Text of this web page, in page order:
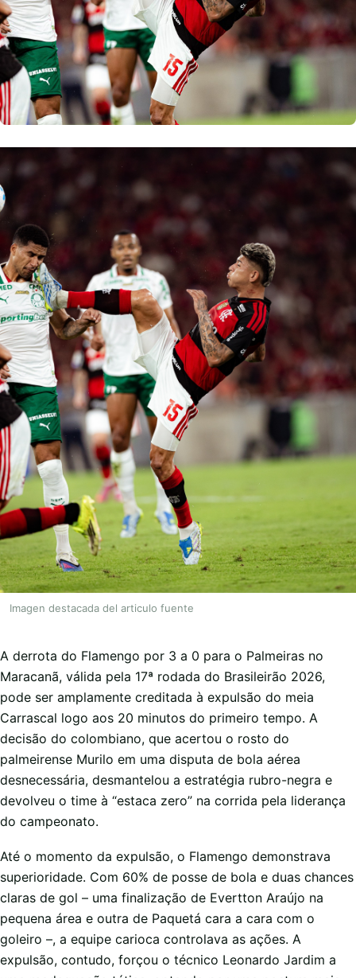
Imagen destacada del articulo fuente
A derrota do Flamengo por 3 a 0 para o Palmeiras no
Maracanã, válida pela 17ª rodada do Brasileirão 2026,
pode ser amplamente creditada à expulsão do meia
Carrascal logo aos 20 minutos do primeiro tempo. A
decisão do colombiano, que acertou o rosto do
palmeirense Murilo em uma disputa de bola aérea
desnecessária, desmantelou a estratégia rubro-negra e
devolveu o time à “estaca zero” na corrida pela liderança
do campeonato.
Até o momento da expulsão, o Flamengo demonstrava
superioridade. Com 60% de posse de bola e duas chances
claras de gol – uma finalização de Evertton Araújo na
pequena área e outra de Paquetá cara a cara com o
goleiro –, a equipe carioca controlava as ações. A
expulsão, contudo, forçou o técnico Leonardo Jardim a